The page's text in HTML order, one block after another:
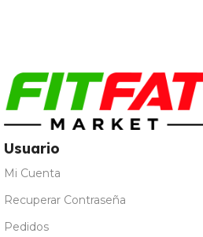
Usuario
Mi Cuenta
Recuperar Contraseña
Pedidos